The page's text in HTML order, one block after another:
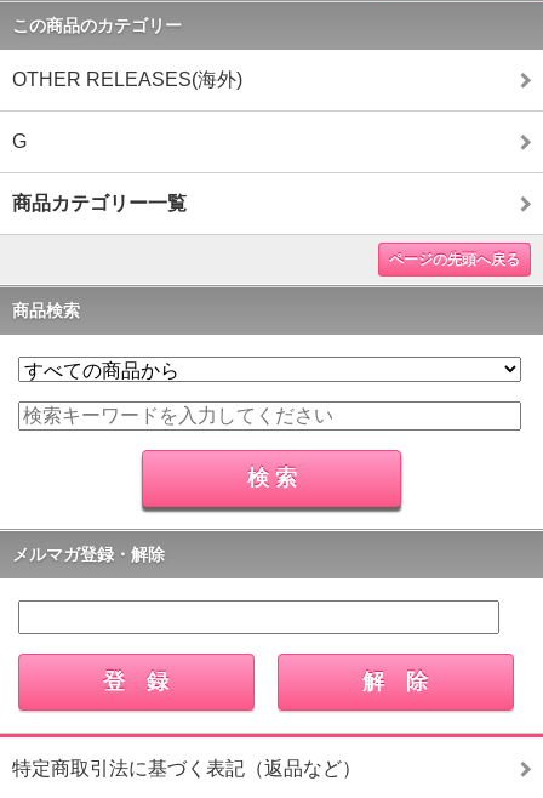
この商品のカテゴリー
OTHER RELEASES(海外)
G
商品カテゴリー一覧
ページの先頭へ戻る
商品検索
メルマガ登録・解除
特定商取引法に基づく表記（返品など）